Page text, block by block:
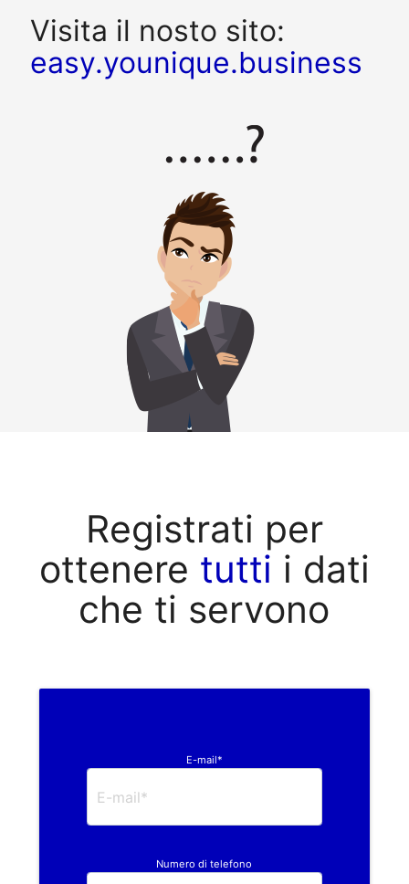
Visita il nosto sito:
easy.younique.business
Registrati per
ottenere tutti i dati
che ti servono
E-mail*
Numero di telefono